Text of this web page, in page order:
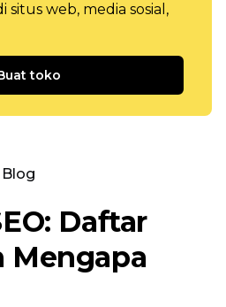
web, media sosial,
toko
Blog
Daftar
Mengapa